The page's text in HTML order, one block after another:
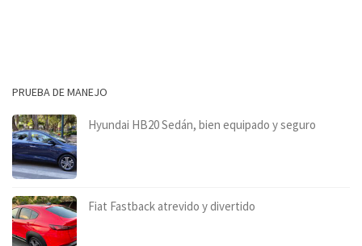
PRUEBA DE MANEJO
Hyundai HB20 Sedán, bien equipado y seguro
Fiat Fastback atrevido y divertido